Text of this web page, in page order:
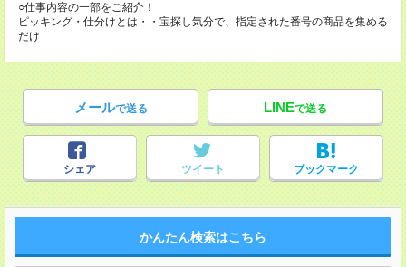
○仕事内容の一部をご紹介！
ピッキング・仕分けとは・・宝探し気分で、指定された番号の商品を集める
だけ
メールで送る LINEで送る
シェア ツイート ブックマーク
かんたん検索はこちら